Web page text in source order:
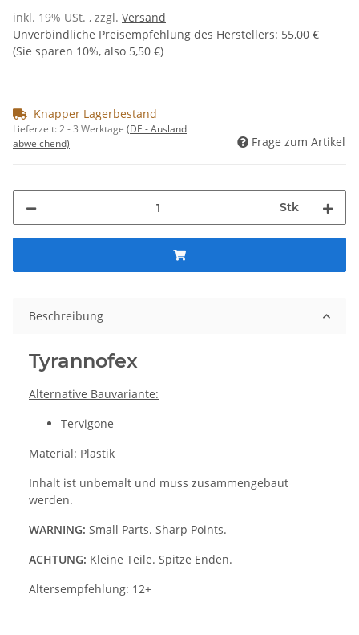
inkl. 19% USt. , zzgl. Versand
Unverbindliche Preisempfehlung des Herstellers: 55,00 €
(Sie sparen 10%, also 5,50 €)
Knapper Lagerbestand
Lieferzeit:2 - 3 Werktage (DE - Ausland
abweichend)
Frage zum Artikel
Stk
Beschreibung
Tyrannofex
Alternative Bauvariante:
Tervigone
Material: Plastik
Inhalt ist unbemalt und muss zusammengebaut
werden.
WARNING: Small Parts. Sharp Points.
ACHTUNG: Kleine Teile. Spitze Enden.
Altersempfehlung: 12+